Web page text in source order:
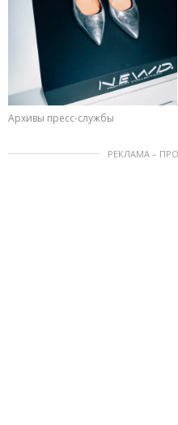
Архивы пресс-службы
РЕКЛАМА –